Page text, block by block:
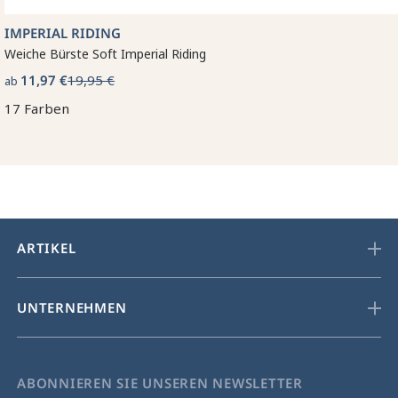
IMPERIAL RIDING
Weiche Bürste Soft Imperial Riding
ab 11,97 €19,95 €
17 Farben
ARTIKEL
UNTERNEHMEN
ABONNIEREN SIE UNSEREN NEWSLETTER